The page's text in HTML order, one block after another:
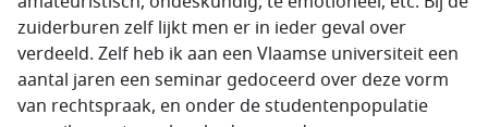
zuiderburen zelf lijkt men er in ieder geval over
verdeeld. Zelf heb ik aan een Vlaamse universiteit een
aantal jaren een seminar gedoceerd over deze vorm
van rechtspraak, en onder de studentenpopulatie